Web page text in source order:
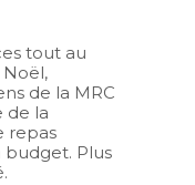
tout au
Noël,
de la MRC
de la
repas
budget. Plus